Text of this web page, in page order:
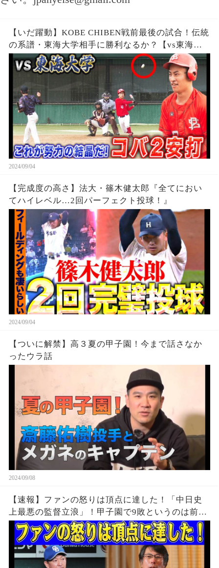
【いだ躍動】KOBE CHIBEN戦前最後の試合！伝統
の系譜・東海大学相手に勝利なるか？【vs東海大
学】
2024/09/04
【完成度の高さ】法大・篠木健太郎『全てにおい
てハイレベル…2回パーフェクト投球！』
2024/09/04
【ついに解禁】高３夏の甲子園！今まで話さなか
ったウラ話
2024/09/08
【速報】ファンの怒りは頂点に達した！「中日史
上最悪の監督立浪」！甲子園で9敗というのは前代
未聞の屈辱だ！中日新聞社の社長が緊急会議を開
いた！！